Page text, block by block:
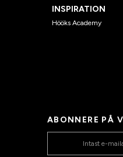
INSPIRATION
Hööks Academy
ABONNERE PÅ